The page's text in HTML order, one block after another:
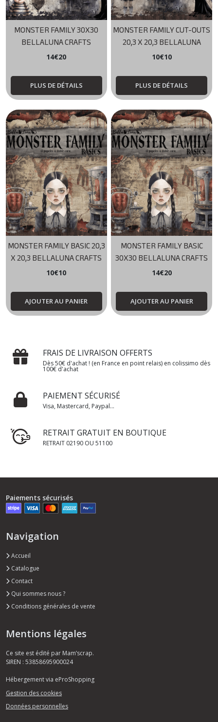
MONSTER FAMILY 30X30
BELLALUNA CRAFTS
14€20
PLUS DE DÉTAILS
MONSTER FAMILY CUT-OUTS
20,3 X 20,3 BELLALUNA
CRAFTS
10€10
PLUS DE DÉTAILS
MONSTER FAMILY BASIC 20,3
X 20,3 BELLALUNA CRAFTS
10€10
AJOUTER AU PANIER
MONSTER FAMILY BASIC
30X30 BELLALUNA CRAFTS
14€20
AJOUTER AU PANIER
FRAIS DE LIVRAISON OFFERTS
Dès 50€ d'achat ! (en France en point relais) en colissimo dès
100€ d'achat
PAIEMENT SÉCURISÉ
Visa, Mastercard, Paypal...
RETRAIT GRATUIT EN BOUTIQUE
RETRAIT 02190 OU 51100
Paiements sécurisés
Navigation
Accueil
Catalogue
Contact
Qui sommes nous ?
Conditions générales de vente
Mentions légales
Ce site est édité par Mam’scrap.
SIREN : 53858695900024
Hébergement via eProShopping
Gestion des cookies
Données personnelles